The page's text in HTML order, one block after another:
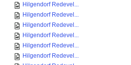
Hilgendorf Redevel...
Hilgendorf Redevel...
Hilgendorf Redevel...
Hilgendorf Redevel...
Hilgendorf Redevel...
Hilgendorf Redevel...